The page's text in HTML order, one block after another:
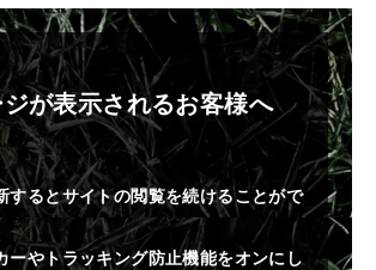
が表示されるお客様へ
するとサイトの閲覧を続けることがで
ーやトラッキング防止機能をオンにし